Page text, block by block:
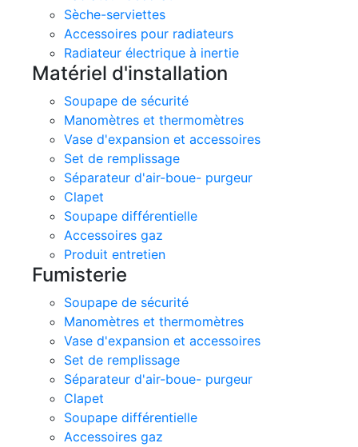
Sèche-serviettes
Accessoires pour radiateurs
Radiateur électrique à inertie
Matériel d'installation
Soupape de sécurité
Manomètres et thermomètres
Vase d'expansion et accessoires
Set de remplissage
Séparateur d'air-boue- purgeur
Clapet
Soupape différentielle
Accessoires gaz
Produit entretien
Fumisterie
Soupape de sécurité
Manomètres et thermomètres
Vase d'expansion et accessoires
Set de remplissage
Séparateur d'air-boue- purgeur
Clapet
Soupape différentielle
Accessoires gaz